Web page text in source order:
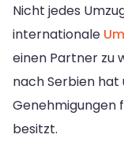
Nicht jedes
internationale
einen Partner zu
nach Serbien
Genehmigungen
besitzt.